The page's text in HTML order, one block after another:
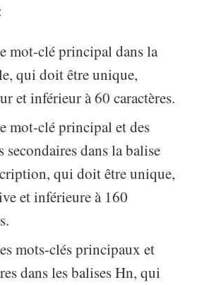
mot-clé principal dans la
qui doit être unique,
et inférieur à 60 caractères.
mot-clé principal et des
secondaires dans la balise
qui doit être unique,
et inférieure à 160
mots-clés principaux et
dans les balises Hn, qui